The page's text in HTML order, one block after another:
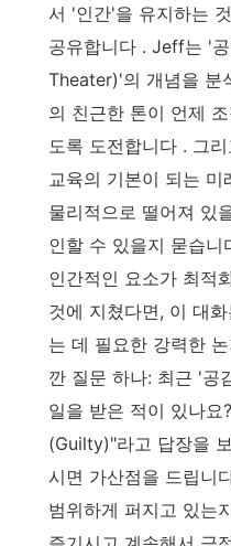
서 '인간'을 유지하는
공유합니다 . Jeff는 '
Theater)'의 개념을 분
의 친근한 톤이 언제
도록 도전합니다 . 그
교육의 기본이 되는
물리적으로 떨어져 있
인할 수 있을지 묻습니
인간적인 요소가 최적
것에 지쳤다면, 이 대
는 데 필요한 강력한
깐 질문 하나: 최근 '공
일을 받은 적이 있나요
(Guilty)"라고 답장을
시면 가산점을 드립니
범위하게 퍼지고 있는